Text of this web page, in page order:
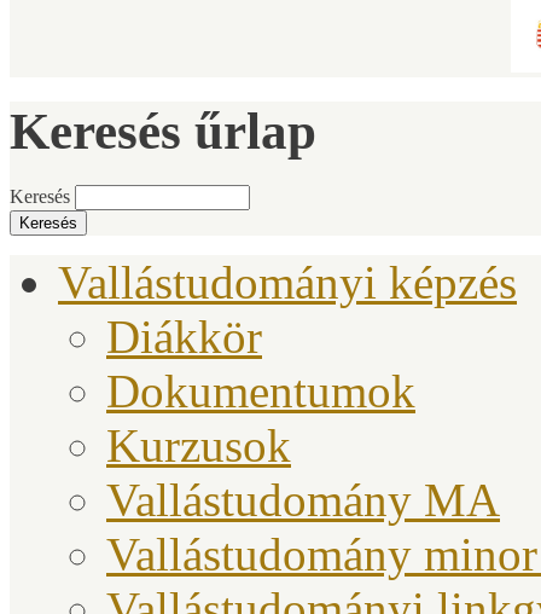
Keresés űrlap
Keresés
Vallástudományi képzés
Diákkör
Dokumentumok
Kurzusok
Vallástudomány MA
Vallástudomány